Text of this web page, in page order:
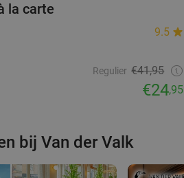
la carte
9.5
Regulier €41,95
€24,95
bij Van der Valk